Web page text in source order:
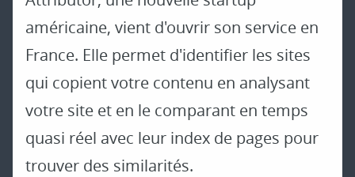
américaine, vient d'ouvrir son service en
France. Elle permet d'identifier les sites
qui copient votre contenu en analysant
votre site et en le comparant en temps
quasi réel avec leur index de pages pour
trouver des similarités.